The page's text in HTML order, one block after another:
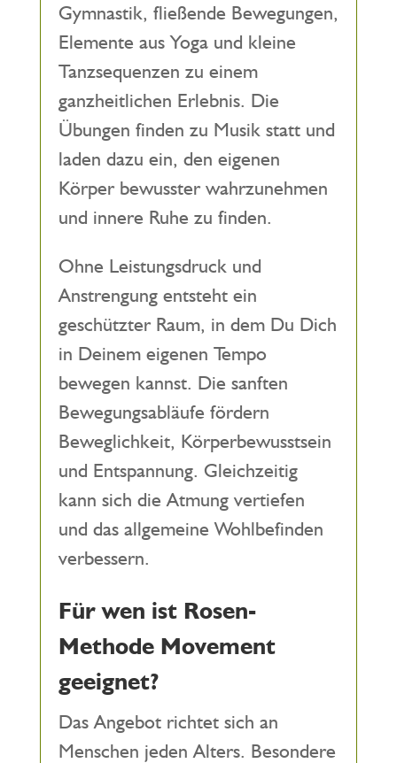
Gymnastik, fließende Bewegungen,
Elemente aus Yoga und kleine
Tanzsequenzen zu einem
ganzheitlichen Erlebnis. Die
Übungen finden zu Musik statt und
laden dazu ein, den eigenen
Körper bewusster wahrzunehmen
und innere Ruhe zu finden.
Ohne Leistungsdruck und
Anstrengung entsteht ein
geschützter Raum, in dem Du Dich
in Deinem eigenen Tempo
bewegen kannst. Die sanften
Bewegungsabläufe fördern
Beweglichkeit, Körperbewusstsein
und Entspannung. Gleichzeitig
kann sich die Atmung vertiefen
und das allgemeine Wohlbefinden
verbessern.
Für wen ist Rosen-
Methode Movement
geeignet?
Das Angebot richtet sich an
Menschen jeden Alters. Besondere